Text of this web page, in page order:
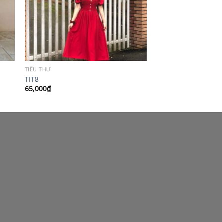
TIỂU THƯ
TIT8
65,000₫